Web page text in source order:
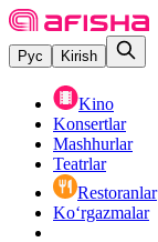
Рус Kirish
Kino
Konsertlar
Mashhurlar
Teatrlar
Restoranlar
Ko‘rgazmalar